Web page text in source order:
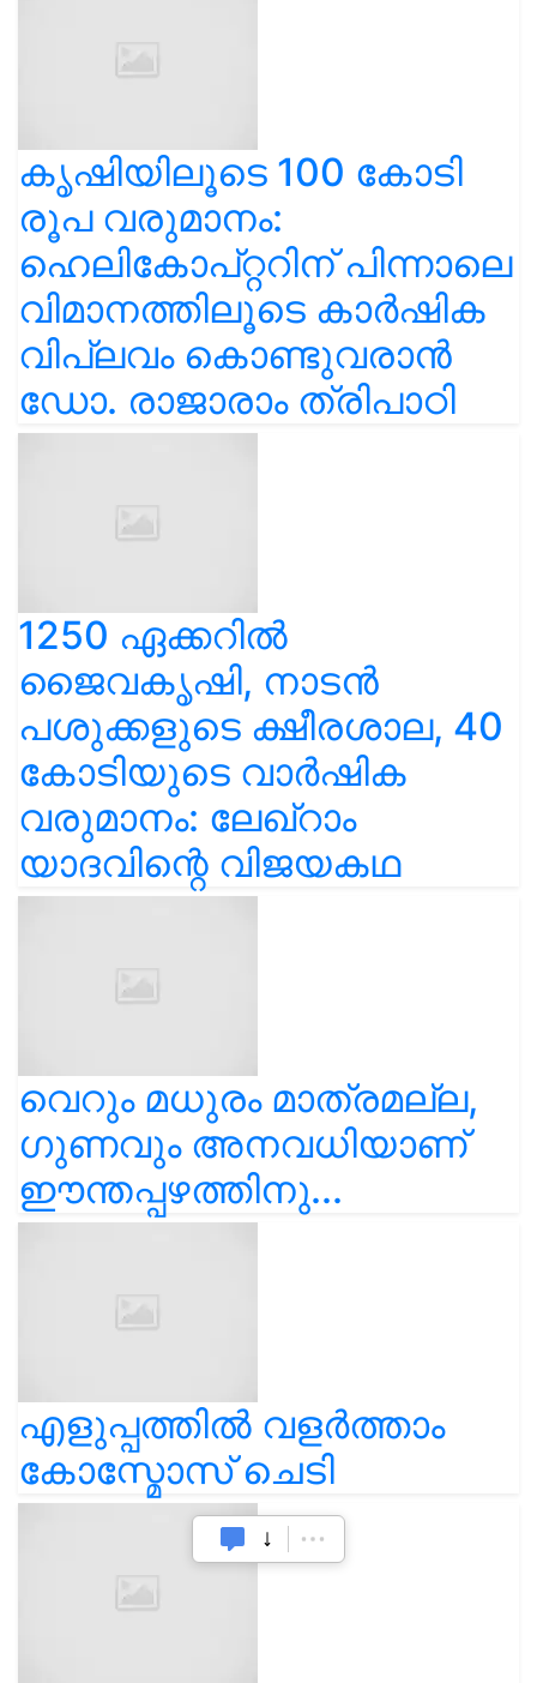
കൃഷിയിലൂടെ 100 കോടി
രൂപ വരുമാനം:
ഹെലികോപ്റ്ററിന് പിന്നാലെ
വിമാനത്തിലൂടെ കാർഷിക
വിപ്ലവം കൊണ്ടുവരാൻ
ഡോ. രാജാരാം ത്രിപാഠി
1250 ഏക്കറിൽ
ജൈവകൃഷി, നാടൻ
പശുക്കളുടെ ക്ഷീരശാല, 40
കോടിയുടെ വാർഷിക
വരുമാനം: ലേഖ്‌റാം
യാദവിന്റെ വിജയകഥ
വെറും മധുരം മാത്രമല്ല,
ഗുണവും അനവധിയാണ്
ഈന്തപ്പഴത്തിനു...
എളുപ്പത്തിൽ വളർത്താം
കോസ്മോസ് ചെടി